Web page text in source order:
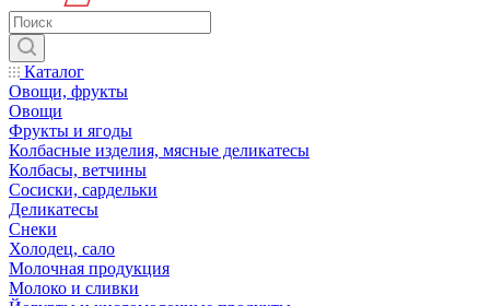
Каталог
Овощи, фрукты
Овощи
Фрукты и ягоды
Колбасные изделия, мясные деликатесы
Колбасы, ветчины
Сосиски, сардельки
Деликатесы
Снеки
Холодец, сало
Молочная продукция
Молоко и сливки